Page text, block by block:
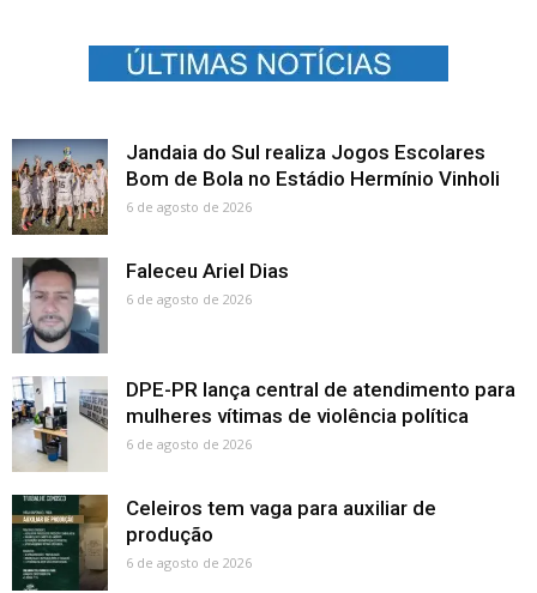
Jandaia do Sul realiza Jogos Escolares
Bom de Bola no Estádio Hermínio Vinholi
6 de agosto de 2026
Faleceu Ariel Dias
6 de agosto de 2026
DPE-PR lança central de atendimento para
mulheres vítimas de violência política
6 de agosto de 2026
Celeiros tem vaga para auxiliar de
produção
6 de agosto de 2026